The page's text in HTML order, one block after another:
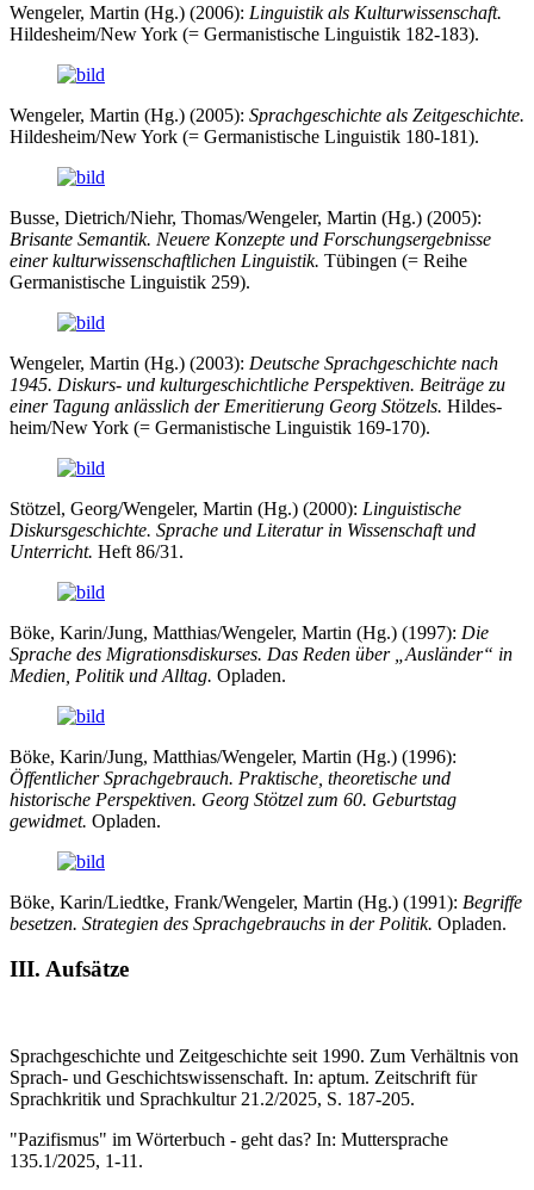
Wengeler, Martin (Hg.) (2006): Linguistik als Kulturwissenschaft.
Hildesheim/New York (= Germanistische Linguistik 182-183).
Wengeler, Martin (Hg.) (2005): Sprachgeschichte als Zeitgeschichte.
Hildesheim/New York (= Germanistische Linguistik 180-181).
Busse, Dietrich/Niehr, Thomas/Wengeler, Martin (Hg.) (2005):
Brisante Semantik. Neuere Konzepte und Forschungsergebnisse
einer kulturwissenschaftlichen Linguistik. Tübingen (= Reihe
Germanistische Linguistik 259).
Wengeler, Martin (Hg.) (2003): Deutsche Sprachgeschichte nach
1945. Diskurs- und kulturgeschichtliche Per­­spektiven. Beiträge zu
einer Tagung anlässlich der Emeritierung Georg Stötzels. Hildes­
heim/New York (= Germanistische Linguistik 169-170).
Stötzel, Georg/Wengeler, Martin (Hg.) (2000): Linguistische
Diskursgeschichte. Sprache und Literatur in Wissenschaft und
Unterricht. Heft 86/31.
Böke, Karin/Jung, Matthias/Wengeler, Martin (Hg.) (1997): Die
Sprache des Migrationsdiskurses. Das Re­den über „Ausländer“ in
Medien, Politik und Alltag. Opladen.
Böke, Karin/Jung, Matthias/Wengeler, Martin (Hg.) (1996):
Öffentlicher Sprachgebrauch. Praktische, theo­re­tische und
historische Perspektiven. Georg Stötzel zum 60. Geburtstag
gewidmet. Opladen.
Böke, Karin/Liedtke, Frank/Wengeler, Martin (Hg.) (1991): Begriffe
besetzen. Strategien des Sprach­ge­brauchs in der Politik. Opladen.
III. Aufsätze
Sprachgeschichte und Zeitgeschichte seit 1990. Zum Verhältnis von
Sprach- und Geschichtswissenschaft. In: aptum. Zeitschrift für
Sprachkritik und Sprachkultur 21.2/2025, S. 187-205.
"Pazifismus" im Wörterbuch - geht das? In: Muttersprache
135.1/2025, 1-11.